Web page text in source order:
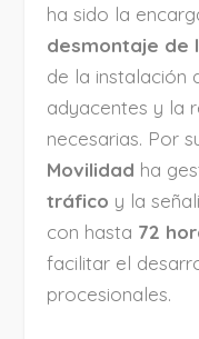
ha sido la
desmontaje de
de la instalación
adyacentes y la
necesarias. Por
Movilidad ha
tráfico y la
con hasta 72
facilitar el
procesionales.